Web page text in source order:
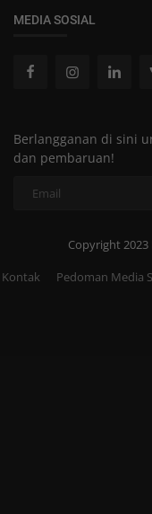
MEDIA SOSIAL
Berlangganan di sini
dan pembaruan!
Copyright
Kontak
Pedoman Media